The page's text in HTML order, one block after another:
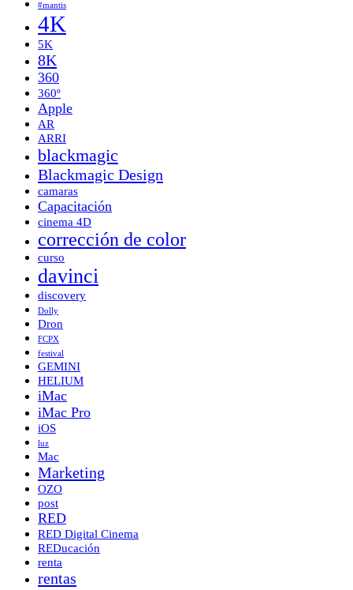
#mantis
4K
5K
8K
360
360º
Apple
AR
ARRI
blackmagic
Blackmagic Design
camaras
Capacitación
cinema 4D
corrección de color
curso
davinci
discovery
Dolly
Dron
FCPX
festival
GEMINI
HELIUM
iMac
iMac Pro
iOS
luz
Mac
Marketing
OZO
post
RED
RED Digital Cinema
REDucación
renta
rentas